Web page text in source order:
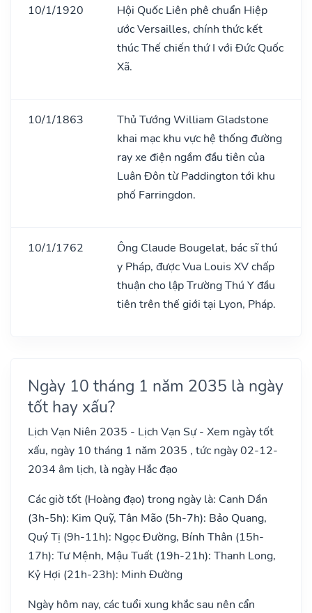
10/1/1920
Hội Quốc Liên phê chuẩn Hiệp
ước Versailles, chính thức kết
thúc Thế chiến thứ I với Đức Quốc
Xã.
10/1/1863
Thủ Tướng William Gladstone
khai mạc khu vực hệ thống đường
ray xe điện ngầm đầu tiên của
Luân Đôn từ Paddington tới khu
phố Farringdon.
10/1/1762
Ông Claude Bougelat, bác sĩ thú
y Pháp, được Vua Louis XV chấp
thuận cho lập Trường Thú Y đầu
tiên trên thế giới tại Lyon, Pháp.
Ngày 10 tháng 1 năm 2035 là ngày
tốt hay xấu?
Lịch Vạn Niên 2035 - Lịch Vạn Sự - Xem ngày tốt
xấu, ngày 10 tháng 1 năm 2035 , tức ngày 02-12-
2034 âm lịch, là ngày Hắc đạo
Các giờ tốt (Hoàng đạo) trong ngày là: Canh Dần
(3h-5h): Kim Quỹ, Tân Mão (5h-7h): Bảo Quang,
Quý Tị (9h-11h): Ngọc Đường, Bính Thân (15h-
17h): Tư Mệnh, Mậu Tuất (19h-21h): Thanh Long,
Kỷ Hợi (21h-23h): Minh Đường
Ngày hôm nay, các tuổi xung khắc sau nên cẩn